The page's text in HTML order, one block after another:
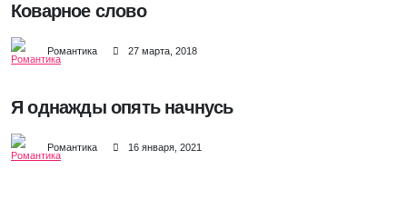
Коварное слово
Романтика 27 марта, 2018
Я однажды опять начнусь
Романтика 16 января, 2021